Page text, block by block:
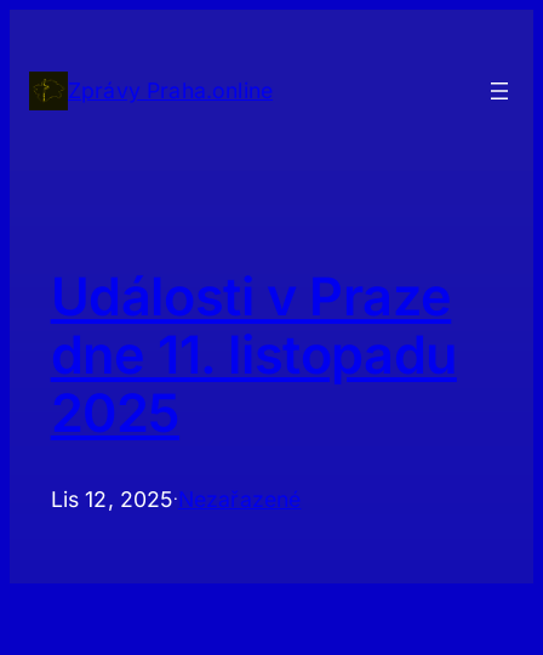
obsahZprávy Praha.online
Události v Praze
dne 11. listopadu
2025
Lis 12, 2025·Nezařazené